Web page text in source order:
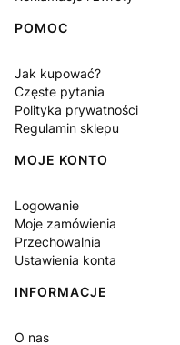
POMOC
Jak kupować?
Częste pytania
Polityka prywatności
Regulamin sklepu
MOJE KONTO
Logowanie
Moje zamówienia
Przechowalnia
Ustawienia konta
INFORMACJE
O nas